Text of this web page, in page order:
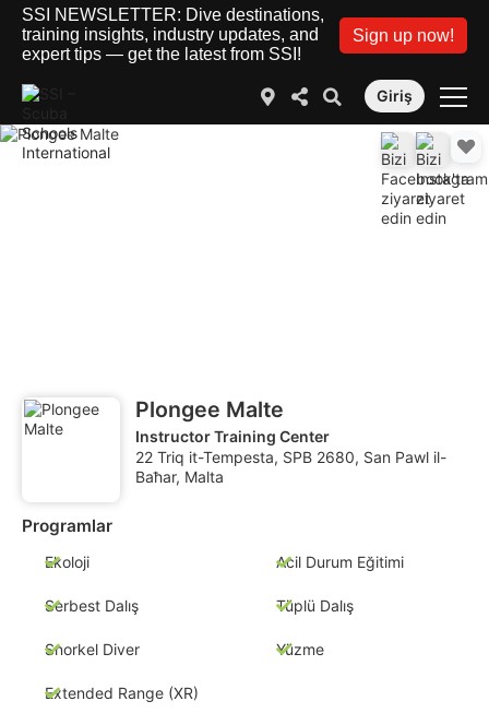
SSI NEWSLETTER: Dive destinations,
training insights, industry updates, and
expert tips — get the latest from SSI!
Sign up now!
Giriş
Plongee Malte
Instructor Training Center
22 Triq it-Tempesta, SPB 2680, San Pawl il-
Baħar, Malta
Programlar
Ekoloji Acil Durum Eğitimi
Serbest Dalış Tüplü Dalış
Snorkel Diver Yüzme
Extended Range (XR)